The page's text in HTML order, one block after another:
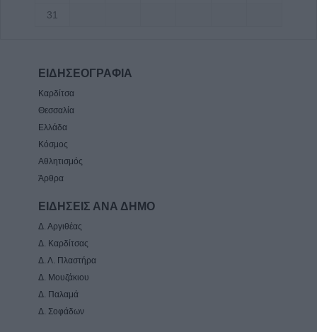
31
ΕΙΔΗΣΕΟΓΡΑΦΙΑ
Καρδίτσα
Θεσσαλία
Ελλάδα
Κόσμος
Αθλητισμός
Άρθρα
ΕΙΔΗΣΕΙΣ ΑΝΑ ΔΗΜΟ
Δ. Αργιθέας
Δ. Καρδίτσας
Δ. Λ. Πλαστήρα
Δ. Μουζάκιου
Δ. Παλαμά
Δ. Σοφάδων